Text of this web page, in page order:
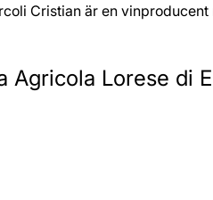
Cristian är en
Agricola Lorese di